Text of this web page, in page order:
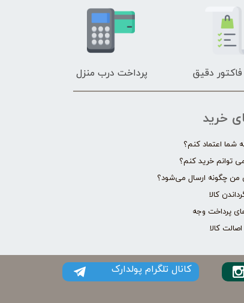
فاکتور دقیق پرداخت درب منزل
خرید
شما اعتماد کنم؟
توانم خرید کنم؟
چگونه ارسال می‌شود؟
کالا
پرداخت وجه
کالا
کانال تلگرام پولدارک